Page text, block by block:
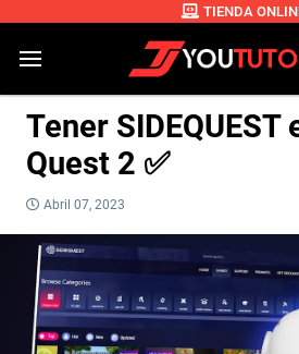
TIENDA
Tener SIDEQUEST
Quest 2 ✅
Abril 07, 2023